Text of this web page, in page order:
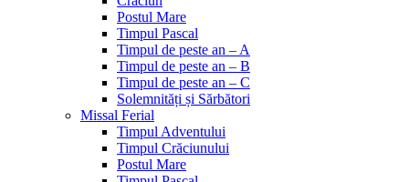
Postul Mare
Timpul Pascal
Timpul de peste an – A
Timpul de peste an – B
Timpul de peste an – C
Solemnități și Sărbători
Missal Ferial
Timpul Adventului
Timpul Crăciunului
Postul Mare